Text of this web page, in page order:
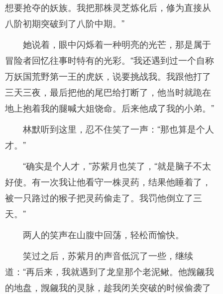
想要抢夺的妖族。我把那株灵芝炼化后，修为直接从
八阶初期突破到了八阶中期。”
她说着，眼中闪烁着一种明亮的光芒，那是属于
冒险者回忆往事时特有的光彩。“我还遇到过一个自称
万妖国荒野第一王的虎妖，说要挑战我。我跟他打了
三天三夜，最后把他的尾巴给打断了，他当时就跪在
地上抱着我的腿喊大姐饶命。后来他成了我的小弟。”
林默听到这里，忍不住笑了一声：“那也算是个人
才。”
“确实是个人才，”苏紫月也笑了，“就是脑子不太
好使。有一次我让他看守一株灵药，结果他睡着了，
被一只路过的猴子把灵药偷走了。我罚他倒立了三
天。”
两人的笑声在山腹中回荡，轻松而愉快。
笑过之后，苏紫月的声音低沉了一些，继续
道：“再后来，我就遇到了龙皇那个老泥鳅。他觊觎我
的地盘，觊觎我的灵脉，趁我闭关突破的时候偷袭了